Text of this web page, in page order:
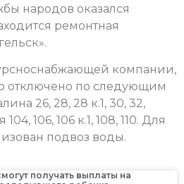
народов оказался
ремонтная
компании,
отключено по следующим
26, 28, 28 к.1, 30, 32,
106, 106 к.1, 108, 110. Для
подвоз воды.
получать выплаты на